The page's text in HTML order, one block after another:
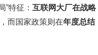
特征： 互联网大厂在战略
而国家政策则在年度总结